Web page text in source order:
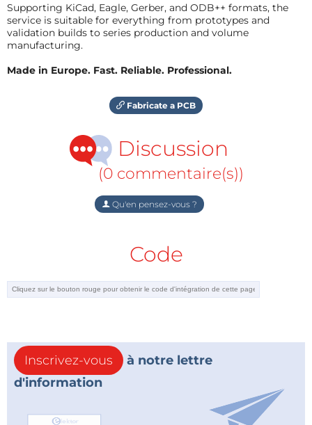
Supporting KiCad, Eagle, Gerber, and ODB++ formats, the
service is suitable for everything from prototypes and
validation builds to series production and volume
manufacturing.
Made in Europe. Fast. Reliable. Professional.
Fabricate a PCB
Discussion
(0 commentaire(s))
Qu'en pensez-vous ?
Code
Inscrivez-vous
à notre lettre
d'information